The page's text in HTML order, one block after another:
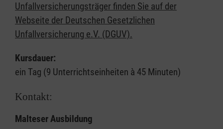
Unfallversicherungsträger finden Sie auf der
Webseite der Deutschen Gesetzlichen
Unfallversicherung e.V. (DGUV).
Kursdauer:
ein Tag (9 Unterrichtseinheiten à 45 Minuten)
Kontakt:
Malteser Ausbildung